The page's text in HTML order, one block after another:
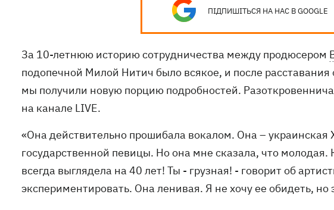
ПІДПИШІТЬСЯ НА НАС В GOOGLE
За 10-летнюю историю сотрудничества между продюсером
подопечной Милой Нитич было всякое, и после
мы получили новую порцию подробностей.
на канале LIVE.
«Она действительно прошибала вокалом. Она –
государственной певицы. Но она мне сказала, что
всегда выглядела на 40 лет! Ты - грузная! - говорит об
экспериментировать. Она ленивая. Я не хочу ее обидеть, но